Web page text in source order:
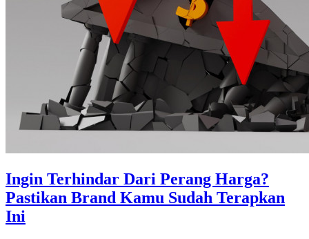
Ingin Terhindar Dari Perang Harga?
Pastikan Brand Kamu Sudah Terapkan
Ini